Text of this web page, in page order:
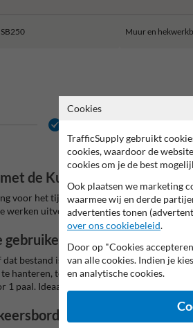
Muur en
de Kunststof Sokkel Mini
voor het tijdelijk plaatsen van
werken uitvoert of een evenement
bestand is tegen intensief gebruik en
hanteren, te stapelen en te verplaatsen,
1 paal. Ideaal voor wegenwerken,
Cookies
TrafficSupply gebruikt
cookies, waardoor de
cookies om je de best
Ook plaatsen we marketing
waarmee wij en derde
advertenties tonen
over ons cookiebeleid.
Door op "Cookies
van alle cookies. Indien je
en analytische cookies.